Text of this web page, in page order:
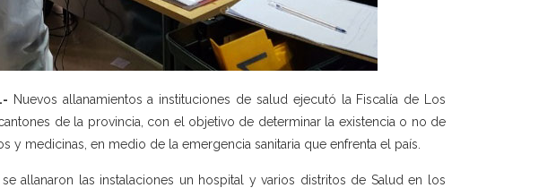
Nuevos allanamientos a instituciones de salud ejecutó la Fiscalía de Los
de la provincia, con el objetivo de determinar la existencia o no de
medicinas, en medio de la emergencia sanitaria que enfrenta el país.
allanaron las instalaciones un hospital y varios distritos de Salud en los